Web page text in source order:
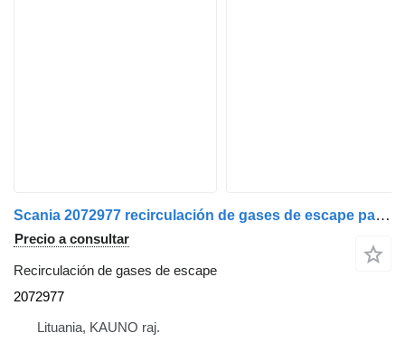
Scania 2072977 recirculación de gases de escape para Scania R EGR cabeza tractora
Precio a consultar
Recirculación de gases de escape
2072977
Lituania, KAUNO raj.